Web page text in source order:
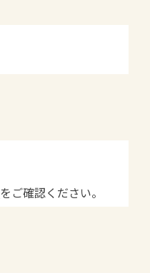
をご確認ください。